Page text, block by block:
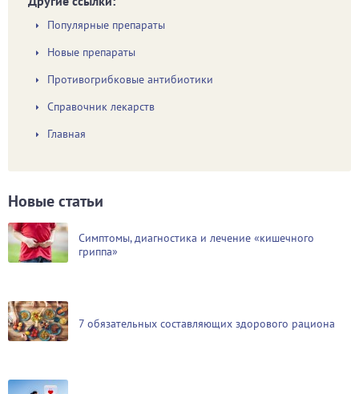
Популярные препараты
Новые препараты
Противогрибковые антибиотики
Справочник лекарств
Главная
Новые статьи
Симптомы, диагностика и лечение «кишечного
гриппа»
7 обязательных составляющих здорового рациона